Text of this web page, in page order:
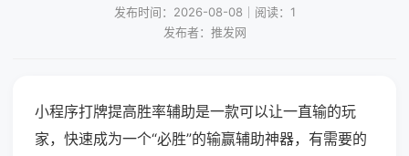
发布时间：2026-08-08｜阅读：1
发布者：推发网
小程序打牌提高胜率辅助是一款可以让一直输的玩
家，快速成为一个“必胜”的输赢辅助神器，有需要的